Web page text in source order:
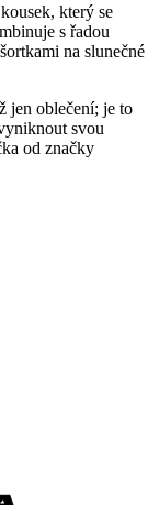
který se
s řadou
na slunečné
jen oblečení; je to
svou
od značky